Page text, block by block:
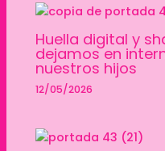
Huella digital y
dejamos en
nuestros hijos
12/05/2026